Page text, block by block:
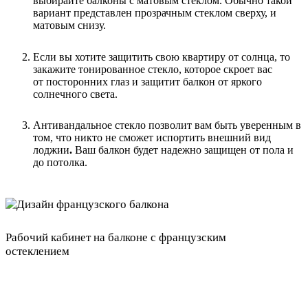
вариант представлен прозрачным стеклом сверху, и
матовым снизу.
Если вы хотите защитить свою квартиру от солнца, то
закажите тонированное стекло, которое скроет вас
от посторонних глаз и защитит балкон от яркого
солнечного света.
Антивандальное стекло позволит вам быть уверенным в
том, что никто не сможет испортить внешний вид
лоджии. Ваш балкон будет надежно защищен от пола и
до потолка.
Рабочий кабинет на балконе с французским
остеклением